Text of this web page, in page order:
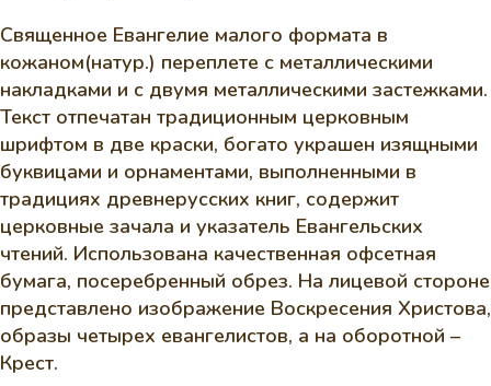
Священное Евангелие малого формата в
кожаном(натур.) переплете с металлическими
накладками и с двумя металлическими застежками.
Текст отпечатан традиционным церковным
шрифтом в две краски, богато украшен изящными
буквицами и орнаментами, выполненными в
традицияx древнерусскиx книг, содержит
церковные зачала и указатель Евангельских
чтений. Использована качественная офсетная
бумага, посеребренный обрез. На лицевой стороне
представлено изображение Воскресения Христова,
образы четырех евангелистов, а на оборотной –
Крест.